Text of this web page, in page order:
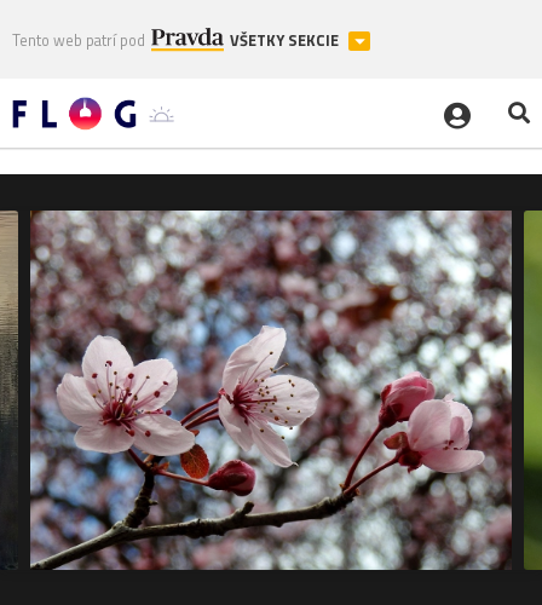
Tento web patrí pod VŠETKY SEKCIE